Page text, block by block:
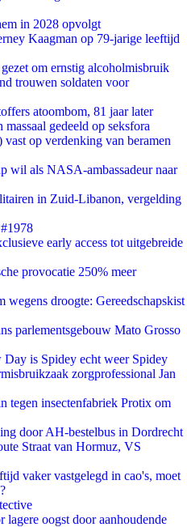
in 2028 opvolgt
Kaagman op 79-jarige leeftijd
om ernstig alcoholmisbruik
trouwen soldaten voor
atoombom, 81 jaar later
gedeeld op seksfora
op verdenking van beramen
wil als NASA-ambassadeur naar
in Zuid-Libanon, vergelding
early access tot uitgebreide
provocatie 250% meer
wegens droogte: Gereedschapskist
parlementsgebouw Mato Grosso
is Spidey echt weer Spidey
zorgprofessional Jan
tegen insectenfabriek Protix om
door AH-bestelbus in Dordrecht
Straat van Hormuz, VS
vaker vastgelegd in cao's, moet
lagere oogst door aanhoudende